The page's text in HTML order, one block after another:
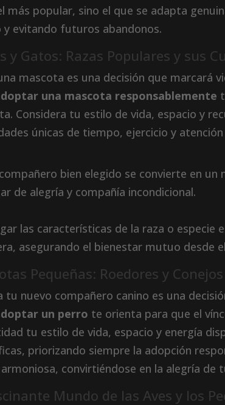
más popular, sino el que se adapta
evitando futuros abandonos.
y Gatos: Razas Populares y sus
mascota es una decisión que marcará
una mascota responsablemente
Considera tu estilo de vida, espacio y
únicas de tiempo, ejercicio y
bien elegido se convierte en
de alegría y compañía incondicional.
las características de la raza o especie
asegurando el bienestar mutuo desde
Pequeñas: Roedores y Conejos
tu nuevo compañero canino es una
un perro te orienta para que el
tu estilo de vida, espacio y energía
priorizando siempre la adopción
convirtiéndose en la alegría de
Mundo de las Aves y los